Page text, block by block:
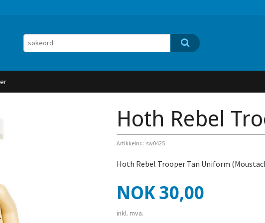
Hoth Rebel
Artikkelnr.: sw0425
Hoth Rebel Trooper Tan Uniform
Pris
NOK30,00
inkl. mva.